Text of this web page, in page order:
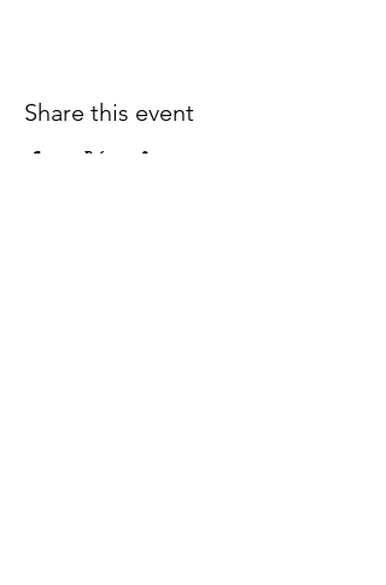
Share this event